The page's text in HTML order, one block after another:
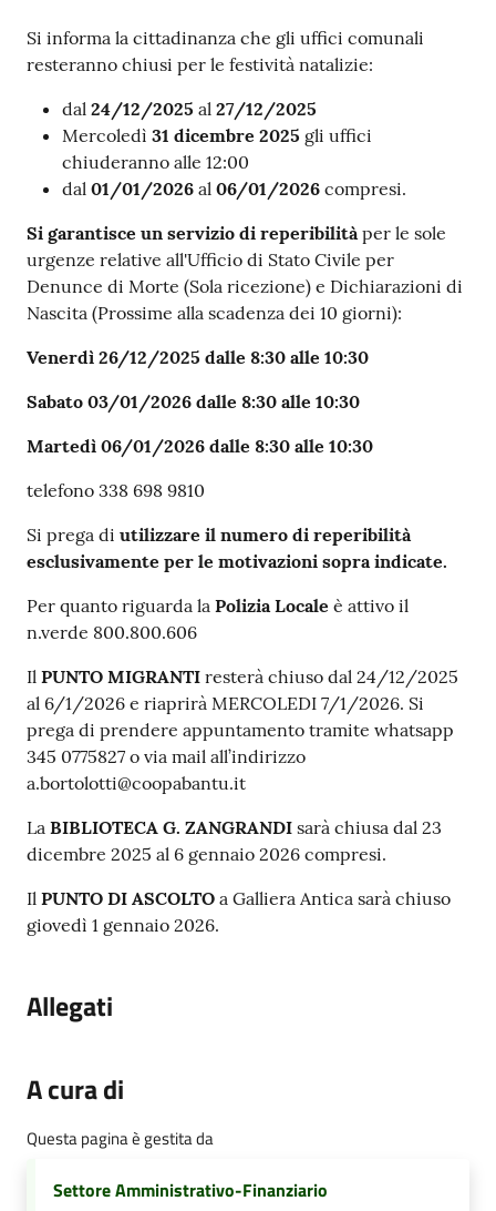
Contenuto
Si informa la cittadinanza che gli uffici comunali
resteranno chiusi per le festività natalizie:
dal 24/12/2025 al 27/12/2025
Mercoledì 31 dicembre 2025 gli uffici
chiuderanno alle 12:00
dal 01/01/2026 al 06/01/2026 compresi.
Si garantisce un servizio di reperibilitàper le sole
urgenze relative all'Ufficio di Stato Civile per
Denunce di Morte (Sola ricezione) e Dichiarazioni di
Nascita (Prossime alla scadenza dei 10 giorni):
Venerdì 26/12/2025 dalle 8:30 alle 10:30
Sabato 03/01/2026 dalle 8:30 alle 10:30
Martedì 06/01/2026 dalle 8:30 alle 10:30
telefono 338 698 9810
Si prega di utilizzare il numero di reperibilità
esclusivamente per le motivazioni sopra indicate.
Per quanto riguarda la Polizia Locale è attivo il
n.verde 800.800.606
Il PUNTO MIGRANTI resterà chiuso dal 24/12/2025
al 6/1/2026 e riaprirà MERCOLEDI 7/1/2026. Si
prega di prendere appuntamento tramite whatsapp
345 0775827 o via mail all’indirizzo
a.bortolotti@coopabantu.it
La BIBLIOTECA G. ZANGRANDI sarà chiusa dal 23
dicembre 2025 al 6 gennaio 2026 compresi.
Il PUNTO DI ASCOLTO a Galliera Antica sarà chiuso
giovedì 1 gennaio 2026.
Allegati
A cura di
Questa pagina è gestita da
Settore Amministrativo-Finanziario